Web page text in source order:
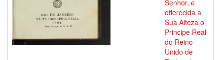
Senhor, e
offerecida a
Sua Alteza o
Principe Real
do Reino
Unido de